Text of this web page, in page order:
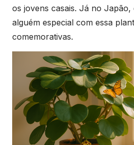
os jovens casais. Já no
alguém especial com essa
comemorativas.